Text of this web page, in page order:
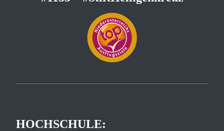
HOCHSCHULE: